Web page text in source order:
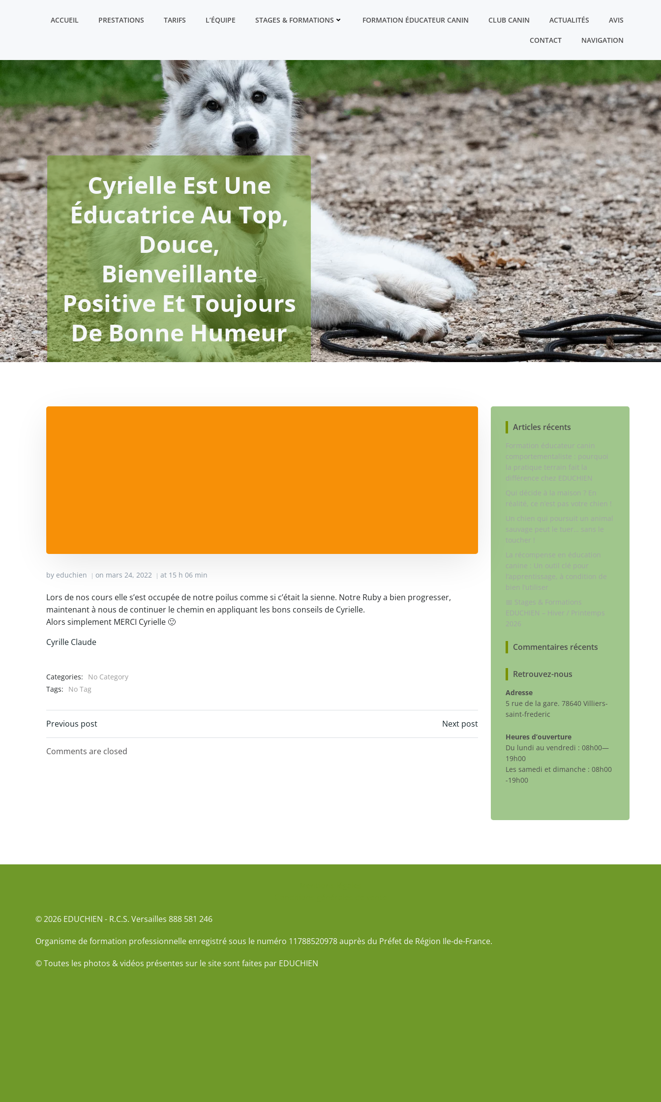
ACCUEIL PRESTATIONS TARIFS L’ÉQUIPE STAGES & FORMATIONS FORMATION ÉDUCATEUR CANIN CLUB CANIN ACTUALITÉS AVIS
CONTACT NAVIGATION
Cyrielle Est Une
Éducatrice Au Top,
Douce,
Bienveillante
Positive Et Toujours
De Bonne Humeur
by educhien | on mars 24, 2022 | at 15 h 06 min
Lors de nos cours elle s’est occupée de notre poilus comme si c’était la sienne. Notre Ruby a bien progresser,
maintenant à nous de continuer le chemin en appliquant les bons conseils de Cyrielle.
Alors simplement MERCI Cyrielle 🙂
Cyrille Claude
Categories:
No Category
Tags:
No Tag
Navigation
de
Previous post Next post
Comments are closed
Articles récents
Formation éducateur canin
comportementaliste : pourquoi
la pratique terrain fait la
différence chez EDUCHIEN
Qui décide à la maison ? En
réalité, ce n’est pas votre chien !
Un chien qui poursuit un animal
sauvage peut le tuer… sans le
toucher !
La récompense en éducation
canine : Un outil clé pour
l’apprentissage, à condition de
bien l’utiliser
📅 Stages & Formations
EDUCHIEN – Hiver / Printemps
2026
Commentaires récents
Retrouvez-nous
Adresse
5 rue de la gare. 78640 Villiers-
saint-frederic
Heures d’ouverture
Du lundi au vendredi : 08h00—
19h00
Les samedi et dimanche : 08h00
-19h00
© 2026 EDUCHIEN - R.C.S. Versailles 888 581 246
Organisme de formation professionnelle enregistré sous le numéro 11788520978 auprès du Préfet de Région Ile-de-France.
© Toutes les photos & vidéos présentes sur le site sont faites par EDUCHIEN